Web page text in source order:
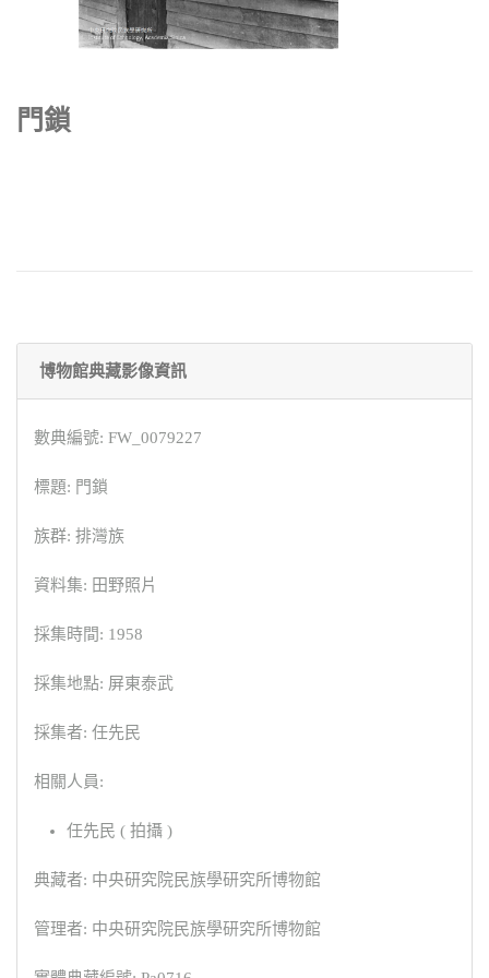
門鎖
博物館典藏影像資訊
數典編號: FW_0079227
標題: 門鎖
族群: 排灣族
資料集: 田野照片
採集時間: 1958
採集地點: 屏東泰武
採集者: 任先民
相關人員:
任先民 ( 拍攝 )
典藏者: 中央研究院民族學研究所博物館
管理者: 中央研究院民族學研究所博物館